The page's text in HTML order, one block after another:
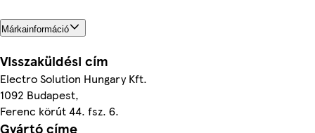
Márkainformáció
Visszaküldési cím
Electro Solution Hungary Kft.
1092 Budapest,
Ferenc körút 44. fsz. 6.
Gyártó címe